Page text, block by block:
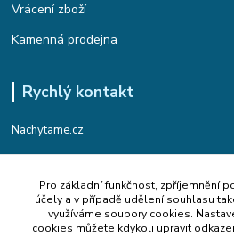
Vrácení zboží
Kamenná prodejna
Rychlý kontakt
Nachytame.cz
Telefon : +420 774 912 435
(Po-Pá, 9:00-17:00 hod.)
Email : info@nachytame.cz
Pro základní funkčnost, zpříjemnění
účely a v případě udělení souhlasu
využíváme soubory cookies.
cookies můžete kdykoli upravit